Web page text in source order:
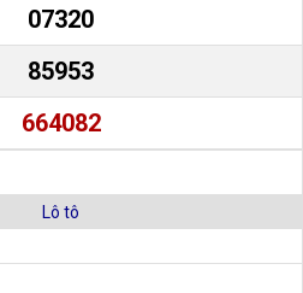
07320
85953
664082
Lô tô